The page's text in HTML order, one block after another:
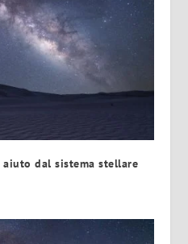
dal sistema stellare